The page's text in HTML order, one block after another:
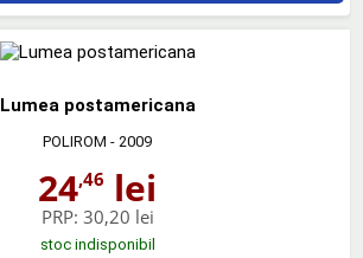
Lumea postamericana
POLIROM - 2009
24,46 lei
PRP: 30,20 lei
stoc indisponibil